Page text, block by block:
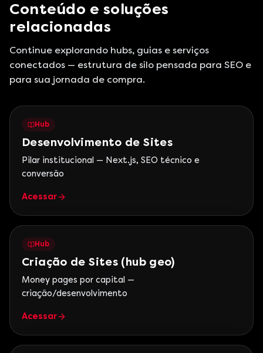
Conteúdo e soluções
relacionadas
Continue explorando hubs, guias e serviços
conectados — estrutura de silo pensada para SEO e
para sua jornada de compra.
Hub
Desenvolvimento de Sites
Pilar institucional — Next.js, SEO técnico e
conversão
Acessar
Hub
Criação de Sites (hub geo)
Money pages por capital —
criação/desenvolvimento
Acessar